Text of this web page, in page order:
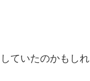
ていたのかもしれ